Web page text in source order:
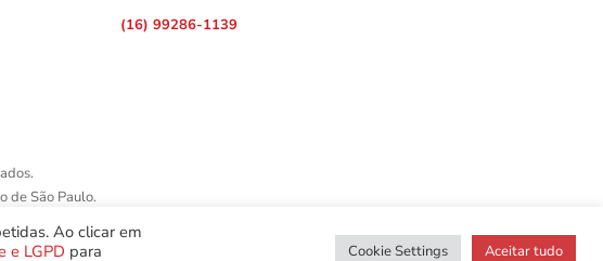
(16) 99286-1139
de São Paulo.
Ao clicar em
e LGPD para
Cookie Settings Aceitar tudo